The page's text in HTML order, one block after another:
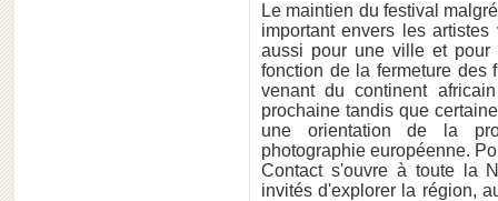
Le maintien du festival
important envers les
aussi pour une ville et pour
fonction de la fermeture des
venant du continent
prochaine tandis que
une orientation de la
photographie européenne.
Contact s'ouvre à toute la
invités d'explorer la région,